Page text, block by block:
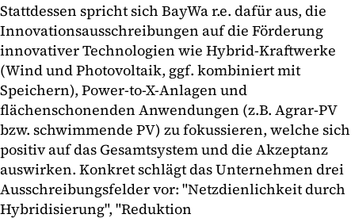
Stattdessen spricht sich BayWa r.e. dafür aus, die
Innovationsausschreibungen auf die Förderung
innovativer Technologien wie Hybrid-Kraftwerke
(Wind und Photovoltaik, ggf. kombiniert mit
Speichern), Power-to-X-Anlagen und
flächenschonenden Anwendungen (z.B. Agrar-PV
bzw. schwimmende PV) zu fokussieren, welche sich
positiv auf das Gesamtsystem und die Akzeptanz
auswirken. Konkret schlägt das Unternehmen drei
Ausschreibungsfelder vor: "Netzdienlichkeit durch
Hybridisierung", "Reduktion